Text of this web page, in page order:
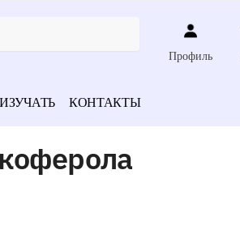
Профиль
КОНТАКТЫ